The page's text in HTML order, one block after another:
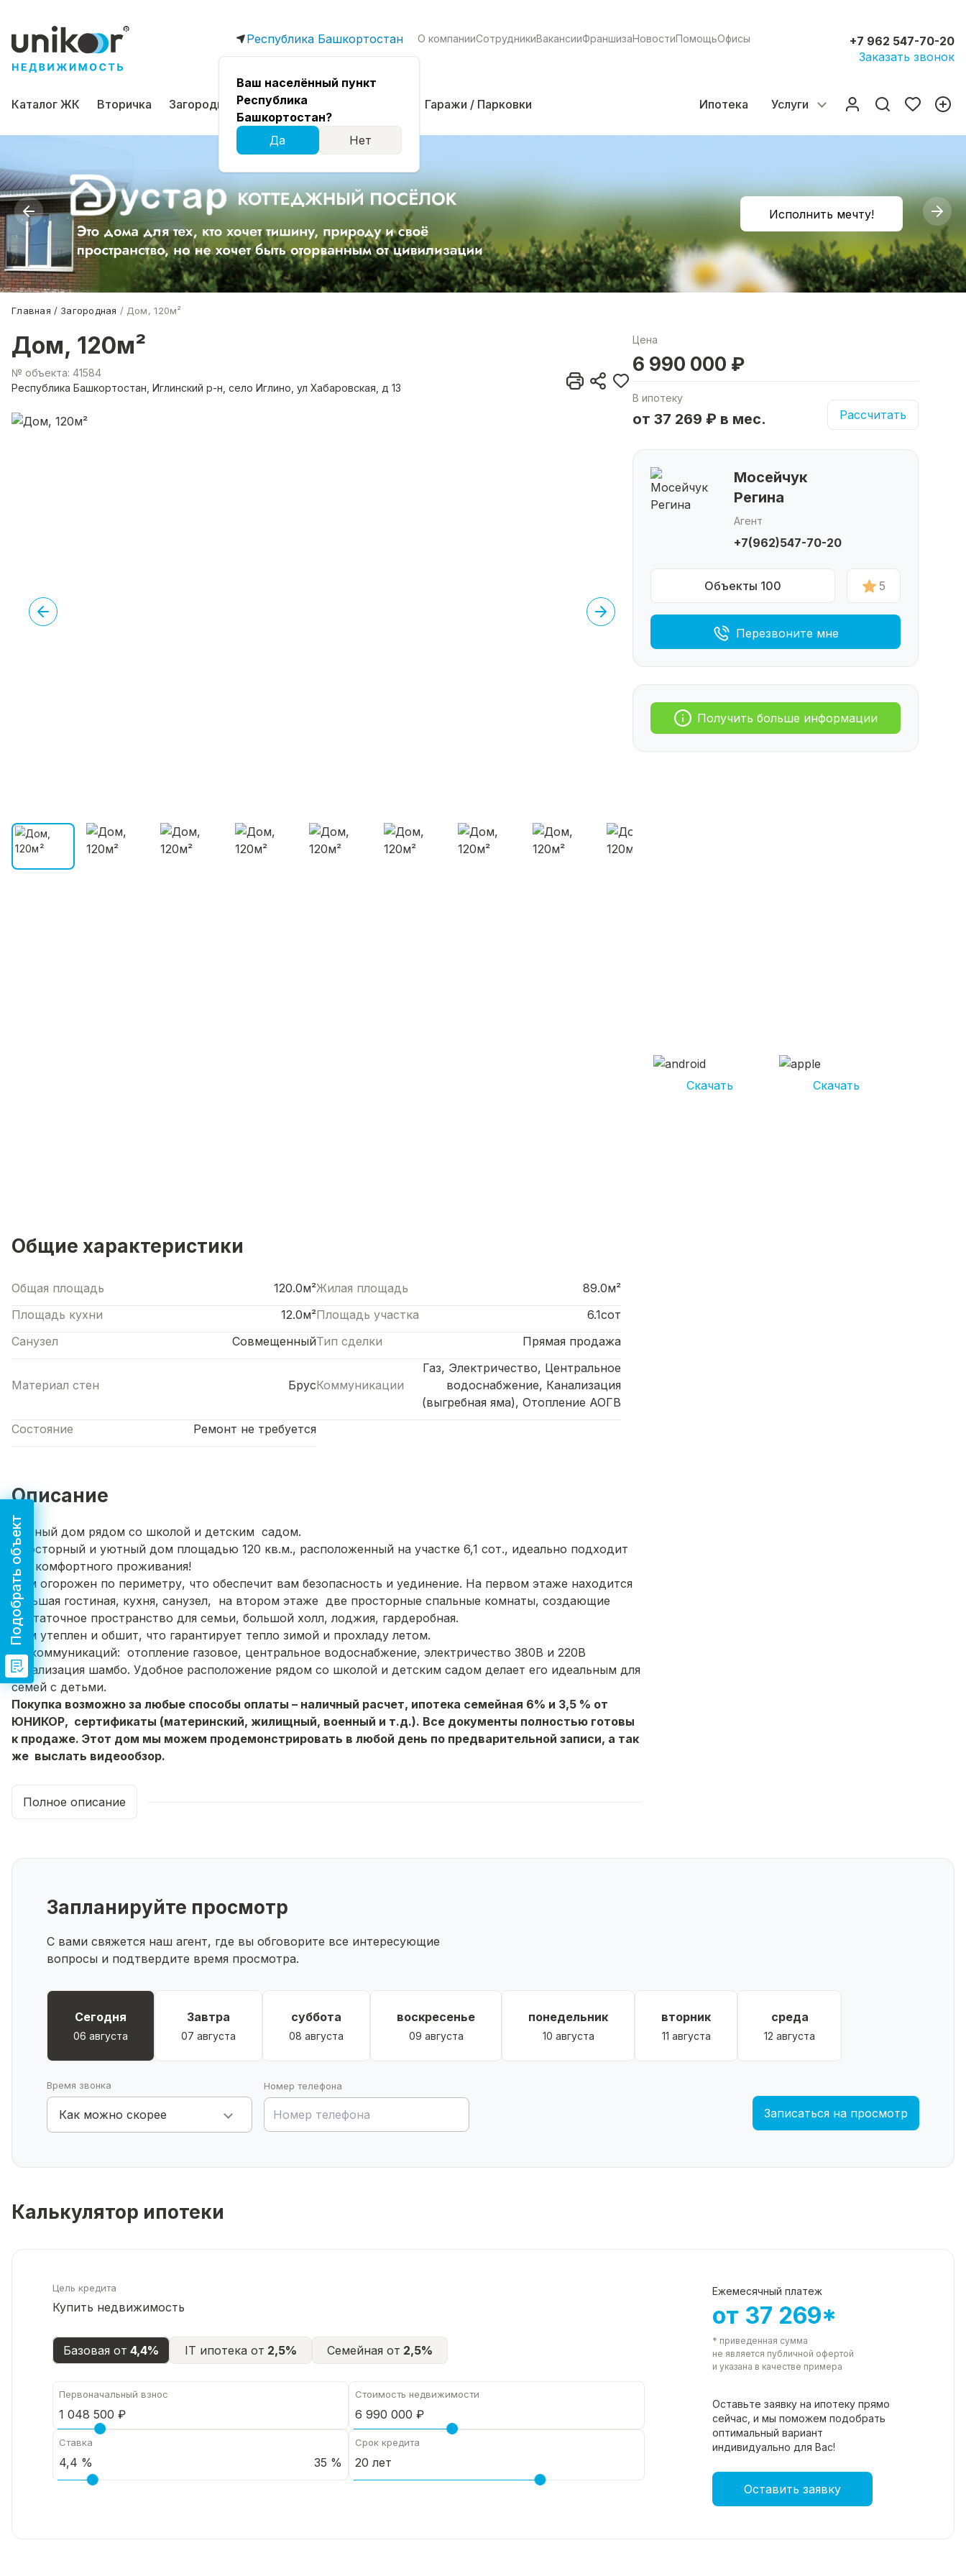
Республика Башкортостан
Ваш населённый пункт
Республика
Башкортостан?
Да
Нет
О компанииСотрудникиВакансииФраншизаНовостиПомощьОфисы
+7 962 547-70-20
Заказать звонок
Каталог ЖК Вторичка Загородная Коммерческая Гаражи / Парковки Ипотека Услуги
Исполнить мечту!
Главная Загородная Дом, 120м²
Дом, 120м²
№ объекта: 41584
Республика Башкортостан, Иглинский р-н, село Иглино, ул Хабаровская, д 13
Цена
6 990 000 ₽
В ипотеку
от 37 269 ₽ в мес. Рассчитать
Мосейчук
Регина
Агент
+7(962)547-70-20
Объекты 100 5
Перезвоните мне
Получить больше информации
Скачать Скачать
Общие характеристики
Общая площадь 120.0м²Жилая площадь
89.0м²
Площадь кухни
12.0м²Площадь участка
6.1сот
Санузел
СовмещенныйТип сделки Прямая продажа
Материал стен БрусКоммуникации
Газ, Электричество, Центральное
водоснабжение, Канализация
(выгребная яма), Отопление АОГВ
Состояние
Ремонт не требуется
Описание
Уютный дом рядом со школой и детским садом.
Просторный и уютный дом площадью 120 кв.м., расположенный на участке 6,1 сот., идеально подходит
для комфортного проживания!
Дом огорожен по периметру, что обеспечит вам безопасность и уединение. На первом этаже находится
большая гостиная, кухня, санузел, на втором этаже две просторные спальные комнаты, создающие
достаточное пространство для семьи, большой холл, лоджия, гардеробная.
Дом утеплен и обшит, что гарантирует тепло зимой и прохладу летом.
Из коммуникаций: отопление газовое, центральное водоснабжение, электричество 380В и 220В
канализация шамбо. Удобное расположение рядом со школой и детским садом делает его идеальным для
семей с детьми.
Покупка возможно за любые способы оплаты – наличный расчет, ипотека семейная 6% и 3,5 % от
ЮНИКОР, сертификаты (материнский, жилищный, военный и т.д.). Все документы полностью готовы
к продаже. Этот дом мы можем продемонстрировать в любой день по предварительной записи, а так
же выслать видеообзор.
Полное описание
Запланируйте просмотр
С вами свяжется наш агент, где вы обговорите все интересующие
вопросы и подтвердите время просмотра.
Сегодня
06 августа
Завтра
07 августа
суббота
08 августа
воскресенье
09 августа
понедельник
10 августа
вторник
11 августа
среда
12 августа
Время звонка
Как можно скорее
Номер телефона
Записаться на просмотр
Калькулятор ипотеки
Цель кредита
Купить недвижимость
Базовая от 4,4% IT ипотека от 2,5% Семейная от 2,5%
Первоначальный взнос Стоимость недвижимости
Ставка
35 %
Срок кредита
Ежемесячный платеж
от 37 269*
* приведенная сумма
не является публичной офертой
и указана в качестве примера
Оставьте заявку на ипотеку прямо
сейчас, и мы поможем подобрать
оптимальный вариант
индивидуально для Вас!
Оставить заявку
Подобрать объект